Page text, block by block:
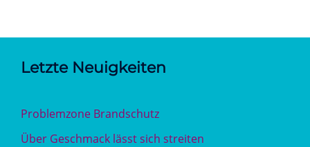
Letzte Neuigkeiten
Problemzone Brandschutz
Über Geschmack lässt sich streiten